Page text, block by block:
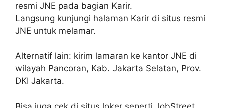
resmi JNE pada bagian Karir.
Langsung kunjungi halaman Karir di situs resmi
JNE untuk melamar.
Alternatif lain: kirim lamaran ke kantor JNE di
wilayah Pancoran, Kab. Jakarta Selatan, Prov.
DKI Jakarta.